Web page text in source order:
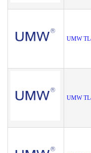
UMW
UMW